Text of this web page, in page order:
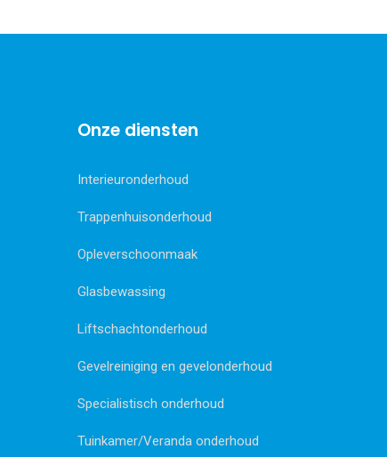
Onze diensten
Interieuronderhoud
Trappenhuisonderhoud
Opleverschoonmaak
Glasbewassing
Liftschachtonderhoud
Gevelreiniging en gevelonderhoud
Specialistisch onderhoud
Tuinkamer/Veranda onderhoud